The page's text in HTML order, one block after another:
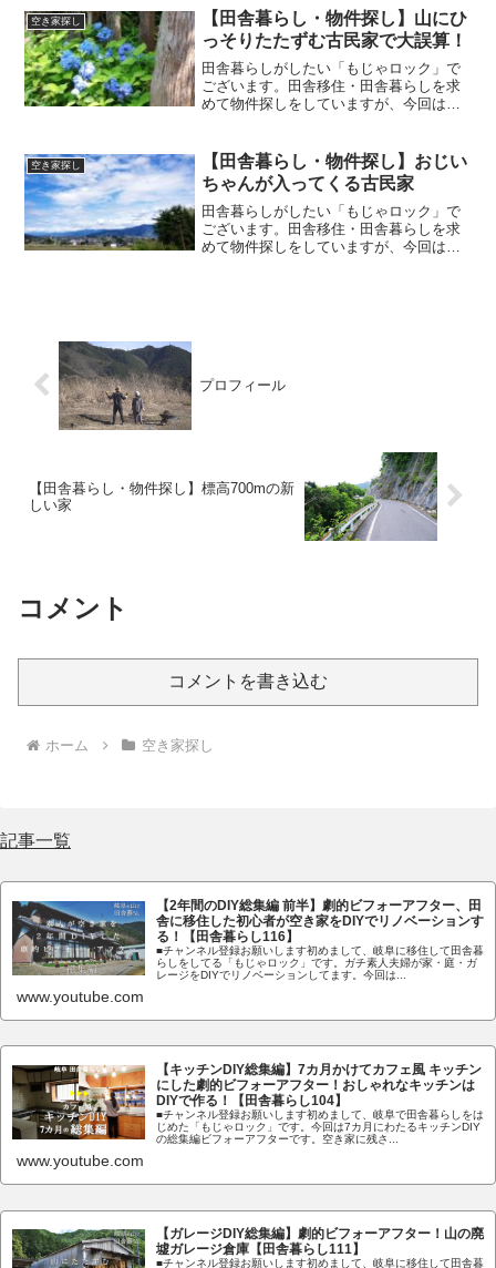
の空き家バンクがあったら便利ですよ
ね。今回は、空き家バンクのシ...
空き家探し
【田舎暮らし・物件探し】山にひ
っそりたたずむ古民家で大誤算！
田舎暮らしがしたい「もじゃロック」で
ございます。田舎移住・田舎暮らしを求
めて物件探しをしていますが、今回は山
の山にひっそりたたずむ古民家▼▼▼▼
物件の情報▼▼▼▼ 延べ...
空き家探し
【田舎暮らし・物件探し】おじい
ちゃんが入ってくる古民家
田舎暮らしがしたい「もじゃロック」で
ございます。田舎移住・田舎暮らしを求
めて物件探しをしていますが、今回は
プロフィール
【田舎暮らし・物件探し】標高700mの新
しい家
コメント
コメントを書き込む
ホーム 空き家探し
記事一覧
【2年間のDIY総集編 前半】劇的ビフォーアフター、田
舎に移住した初心者が空き家をDIYでリノベーションす
る！【田舎暮らし116】
■チャンネル登録お願いします初めまして、岐阜に移住して田舎暮
らしをしてる「もじゃロック」です。ガチ素人夫婦が家・庭・ガ
レージをDIYでリノベーションしてます。今回は...
www.youtube.com
【キッチンDIY総集編】7カ月かけてカフェ風 キッチン
にした劇的ビフォーアフター！おしゃれなキッチンは
DIYで作る！【田舎暮らし104】
■チャンネル登録お願いします初めまして、岐阜で田舎暮らしをは
じめた「もじゃロック」です。今回は7カ月にわたるキッチンDIY
の総集編ビフォーアフターです。空き家に残さ...
www.youtube.com
【ガレージDIY総集編】劇的ビフォーアフター！山の廃
墟ガレージ倉庫【田舎暮らし111】
■チャンネル登録お願いします初めまして、岐阜に移住して田舎暮